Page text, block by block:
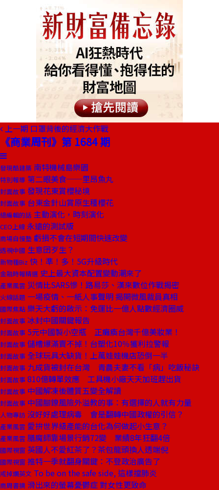
上一期 口罩背後的經濟大作戰
《商業周刊》第 1684 期
發現酷建築 南特機械島樂園
特別報導 第二眼美食──里昂魚丸
封面故事 發現花東賞櫻秘境
封面故事 台東金針山賞原生種櫻花
總編輯的話 主動演化，時刻演化
CEO上線 永遠的測試版
商場自慢塾 虧損不會在短期間快速改變
透視中國 生意囝歹生？
新物種Biz 快！準！多！5G升級時代
金融時報精選 史上最大資本配置變動潮來了
產業風雲 災情比SARS慘！路易莎、漢來數位作戰揭密
火線話題 一場疫情、一紙人事聲明 揭開微風裁員真相
國際焦點 樂天大虧的啟示：免運比一億人點數經濟圈威
封面故事 冰封中國關鍵報告
封面故事 5元中國製小空瓶 正癱瘓台灣千億美妝業！
封面故事 儲槽爆滿賣不掉！台塑化10％獲利拉警報
封面故事 全球玩具大缺貨！上萬娃娃機店恐倒一半
封面故事 九成貨被封在台灣 青農夫妻不看「病」吃飯秘訣
封面故事 810億轉單效應 工具機小廠天天加班趕出貨
封面故事 中國解凍後體質五變全解讀
封面故事 中國腳鐐風險外溢教的事：有選擇的人就有力量
人物專訪 沒好好處理病毒 會是翻轉中國政權的引信？
產業風雲 愛拚世界級產能的台化為何做起小生意？
產業風雲 膳魔師靠場景行銷72變 業績8年狂翻4倍
國際視窗 英國人不愛紅茶了？茶包龍頭換人透端倪
國際視窗 推特一季就翻身關鍵：不登政治廣告了
戒掉爛英文 To be on the safe side, 這樣擋肺炎
商周書摘 滑出來的螢幕憂鬱症 對女性更致命